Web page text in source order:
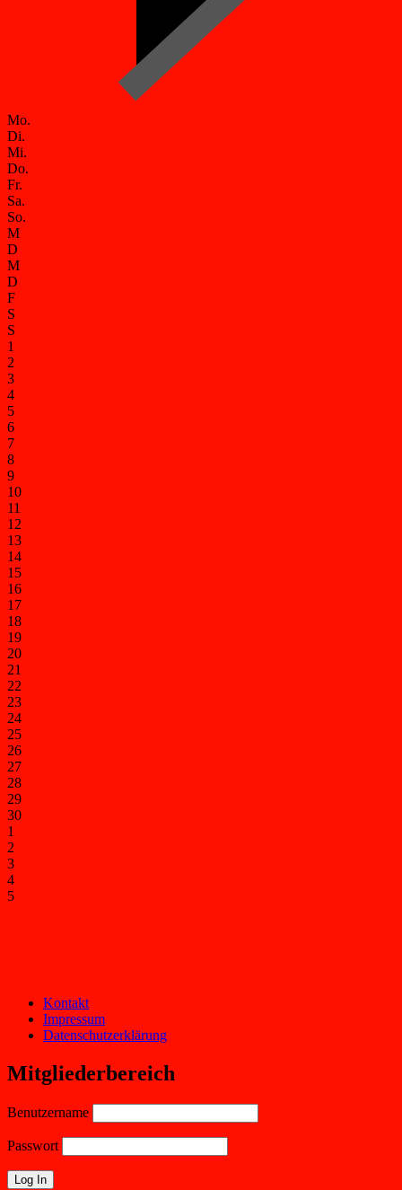
Mo.
Di.
Mi.
Do.
Fr.
Sa.
So.
M
D
M
D
F
S
S
1
2
3
4
5
6
7
8
9
10
11
12
13
14
15
16
17
18
19
20
21
22
23
24
25
26
27
28
29
30
1
2
3
4
5
Kontakt
Impressum
Datenschutzerklärung
Mitgliederbereich
Benutzername
Passwort